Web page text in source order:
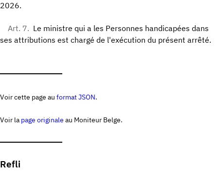
2026.
Art. 7. Le ministre qui a les Personnes handicapées dans
ses attributions est chargé de l'exécution du présent arrêté.
Voir cette page au format JSON.
Voir la page originale au Moniteur Belge.
Refli